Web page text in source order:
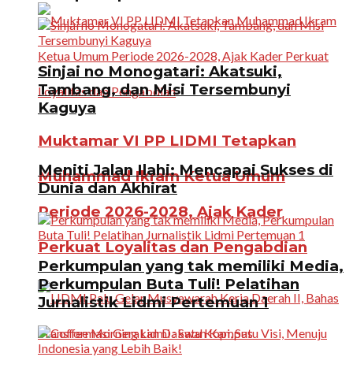
Muktamar VI PP LIDMI Tetapkan
Muhammad Ikram Ketua Umum
Periode 2026-2028, Ajak Kader
Perkuat Loyalitas dan Pengabdian
Sinjai no Monogatari: Akatsuki,
Tambang, dan Misi Tersembunyi
Kaguya
Meniti Jalan Ilahi: Mencapai Sukses di
Dunia dan Akhirat
Perkumpulan yang tak memiliki Media,
Perkumpulan Buta Tuli! Pelatihan
Jurnalistik Lidmi Pertemuan 1